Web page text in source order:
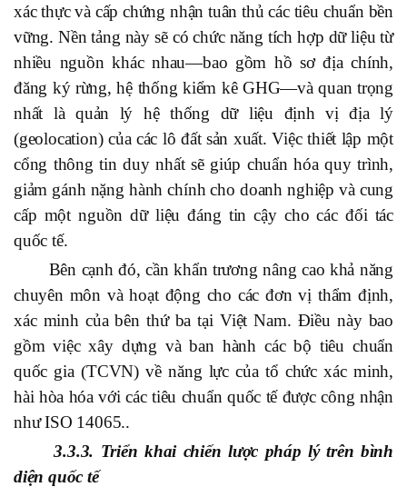
xác thực và cấp chứng nhận tuân thủ các tiêu chuẩn bền
vững. Nền tảng này sẽ có chức năng tích hợp dữ liệu từ
nhiều nguồn khác nhau—bao gồm hồ sơ địa chính,
đăng ký rừng, hệ thống kiểm kê GHG—và quan trọng
nhất là quản lý hệ thống dữ liệu định vị địa lý
(geolocation) của các lô đất sản xuất. Việc thiết lập một
cổng thông tin duy nhất sẽ giúp chuẩn hóa quy trình,
giảm gánh nặng hành chính cho doanh nghiệp và cung
cấp một nguồn dữ liệu đáng tin cậy cho các đối tác
quốc tế.
Bên cạnh đó, cần khẩn trương nâng cao khả năng
chuyên môn và hoạt động cho các đơn vị thẩm định,
xác minh của bên thứ ba tại Việt Nam. Điều này bao
gồm việc xây dựng và ban hành các bộ tiêu chuẩn
quốc gia (TCVN) về năng lực của tổ chức xác minh,
hài hòa hóa với các tiêu chuẩn quốc tế được công nhận
như ISO 14065..
3.3.3. Triển khai chiến lược pháp lý trên bình
diện quốc tế